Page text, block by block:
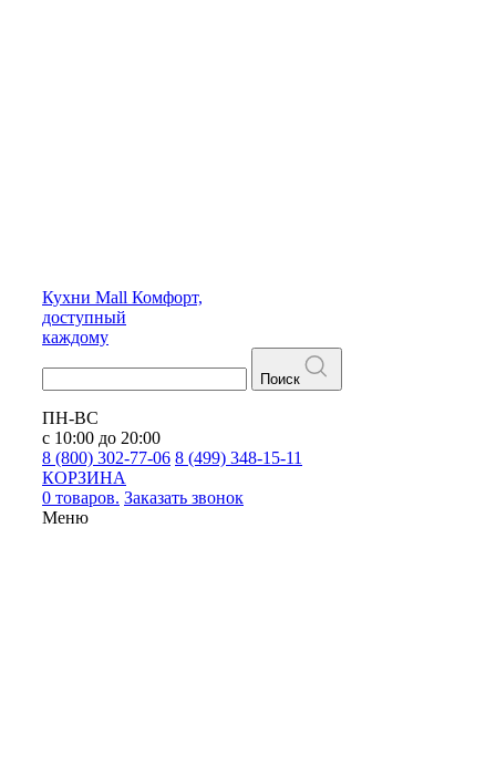
Кухни Mall Комфорт,
доступный
каждому
Поиск
ПН-ВС
с 10:00 до 20:00
8 (800) 302-77-06 8 (499) 348-15-11
КОРЗИНА
0 товаров. Заказать звонок
Меню